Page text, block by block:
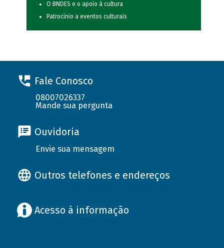
O BNDES e o apoio à cultura
Patrocínio a eventos culturais
Fale Conosco
08007026337
Mande sua pergunta
Ouvidoria
Envie sua mensagem
Outros telefones e endereços
Acesso à informação